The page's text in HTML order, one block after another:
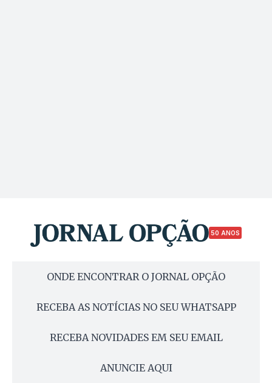
50 ANOS
ONDE ENCONTRAR O JORNAL OPÇÃO
RECEBA AS NOTÍCIAS NO SEU WHATSAPP
RECEBA NOVIDADES EM SEU EMAIL
ANUNCIE AQUI